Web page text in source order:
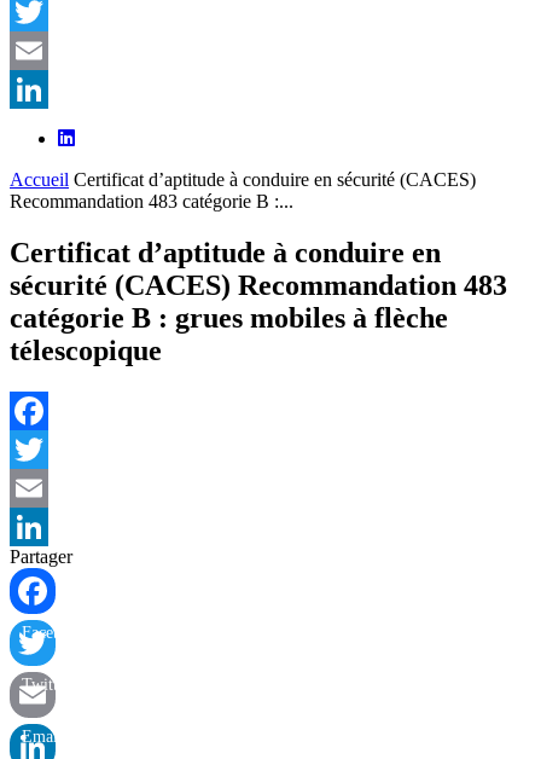
Facebook
Twitter
Email
LinkedIn
Accueil Certificat d’aptitude à conduire en sécurité (CACES)
Recommandation 483 catégorie B :...
Certificat d’aptitude à conduire en
sécurité (CACES) Recommandation 483
catégorie B : grues mobiles à flèche
télescopique
Facebook
Twitter
Email
LinkedIn
Partager
Facebook
Twitter
Email